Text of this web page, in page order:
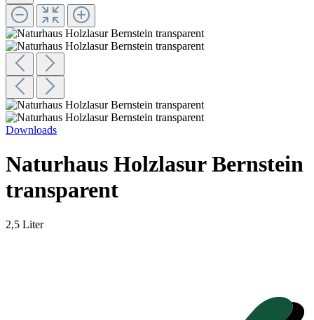
Downloads
Naturhaus Holzlasur Bernstein
transparent
2,5 Liter